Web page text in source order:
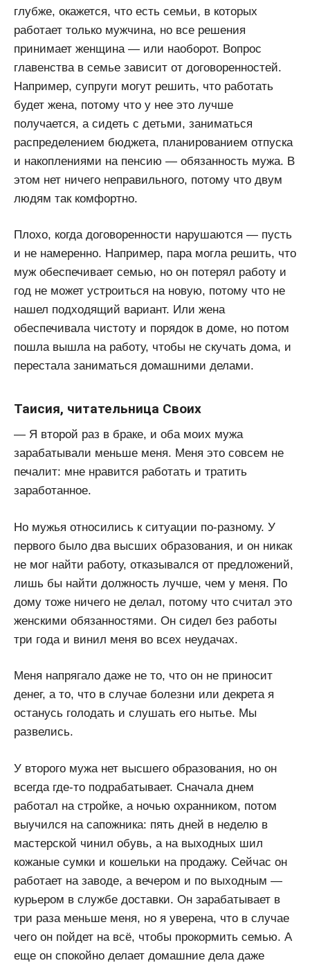
глубже, окажется, что есть семьи, в которых
работает только мужчина, но все решения
принимает женщина — или наоборот. Вопрос
главенства в семье зависит от договоренностей.
Например, супруги могут решить, что работать
будет жена, потому что у нее это лучше
получается, а сидеть с детьми, заниматься
распределением бюджета, планированием отпуска
и накоплениями на пенсию — обязанность мужа. В
этом нет ничего неправильного, потому что двум
людям так комфортно.
Плохо, когда договоренности нарушаются — пусть
и не намеренно. Например, пара могла решить, что
муж обеспечивает семью, но он потерял работу и
год не может устроиться на новую, потому что не
нашел подходящий вариант. Или жена
обеспечивала чистоту и порядок в доме, но потом
пошла вышла на работу, чтобы не скучать дома, и
перестала заниматься домашними делами.
Таисия, читательница Своих
— Я второй раз в браке, и оба моих мужа
зарабатывали меньше меня. Меня это совсем не
печалит: мне нравится работать и тратить
заработанное.
Но мужья относились к ситуации по-разному. У
первого было два высших образования, и он никак
не мог найти работу, отказывался от предложений,
лишь бы найти должность лучше, чем у меня. По
дому тоже ничего не делал, потому что считал это
женскими обязанностями. Он сидел без работы
три года и винил меня во всех неудачах.
Меня напрягало даже не то, что он не приносит
денег, а то, что в случае болезни или декрета я
останусь голодать и слушать его нытье. Мы
развелись.
У второго мужа нет высшего образования, но он
всегда где-то подрабатывает. Сначала днем
работал на стройке, а ночью охранником, потом
выучился на сапожника: пять дней в неделю в
мастерской чинил обувь, а на выходных шил
кожаные сумки и кошельки на продажу. Сейчас он
работает на заводе, а вечером и по выходным —
курьером в службе доставки. Он зарабатывает в
три раза меньше меня, но я уверена, что в случае
чего он пойдет на всё, чтобы прокормить семью. А
еще он спокойно делает домашние дела даже